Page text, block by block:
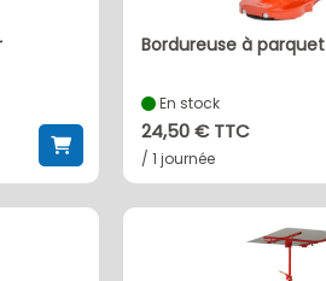
bordureuse à parquet
En stock
24,50 € TTC
/ 1 journée